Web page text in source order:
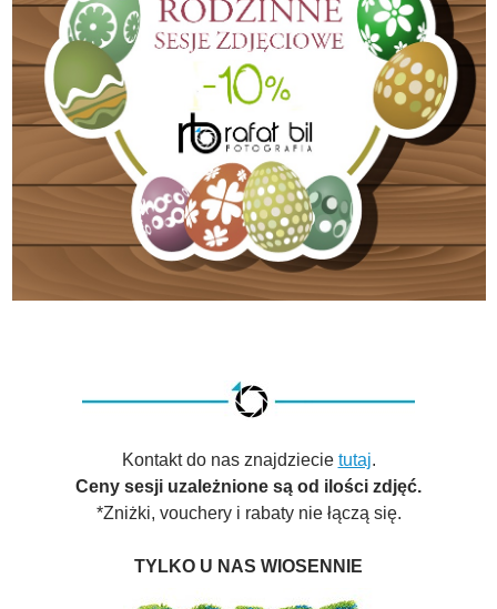
Kontakt do nas znajdziecie tutaj.
Ceny sesji uzależnione są od ilości zdjęć.
*Zniżki, vouchery i rabaty nie łączą się.
TYLKO U NAS WIOSENNIE